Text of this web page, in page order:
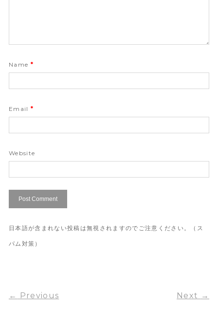
Name *
Email *
Website
日本語が含まれない投稿は無視されますのでご注意ください。（ス
パム対策）
← Previous Next →